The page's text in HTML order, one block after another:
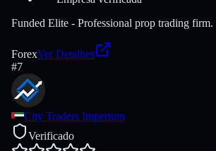
Funded Elite - Professional prop trading firm.
ForexVer Detalhes
#7
City Traders Imperium
Verificado